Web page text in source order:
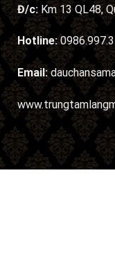
Đ/c:Km 13 QL48,
Hotline:
Email: